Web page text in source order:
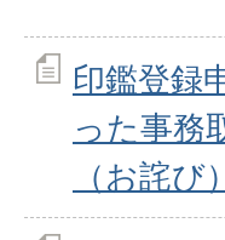
印鑑登録
った事務
（お詫び）